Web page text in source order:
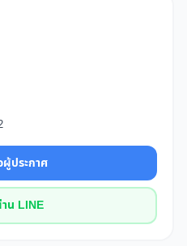
ประกาศ
น LINE